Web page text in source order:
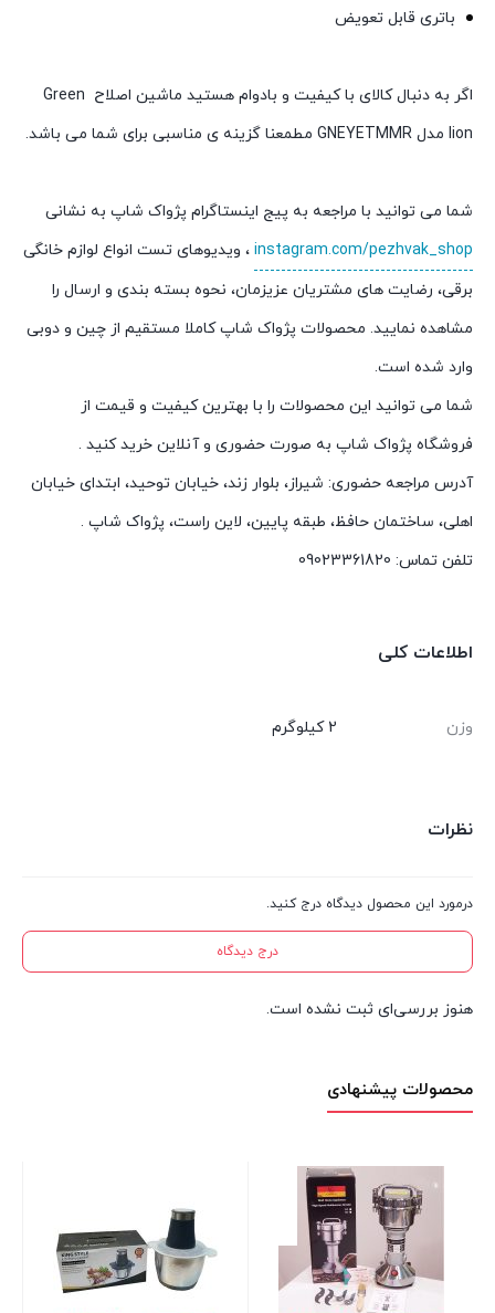
باتری قابل تعویض
اگر به دنبال کالای با کیفیت و بادوام هستید ماشین اصلاح Green
lion مدل GNEYETMMR مطمعنا گزینه ی مناسبی برای شما می باشد.
شما می توانید با مراجعه به پیج اینستاگرام پژواک شاپ به نشانی
instagram.com/pezhvak_shop ، ویدیوهای تست انواع لوازم خانگی
برقی، رضایت های مشتریان عزیزمان، نحوه بسته بندی و ارسال را
مشاهده نمایید. محصولات پژواک شاپ کاملا مستقیم از چین و دوبی
وارد شده است.
شما می توانید این محصولات را با بهترین کیفیت و قیمت از
فروشگاه پژواک شاپ به صورت حضوری و آنلاین خرید کنید .
آدرس مراجعه حضوری: شیراز، بلوار زند، خیابان توحید، ابتدای خیابان
اهلی، ساختمان حافظ، طبقه پایین، لاین راست، پژواک شاپ .
تلفن تماس: 09023361820
اطلاعات کلی
وزن 2 کیلوگرم
نظرات
درمورد این محصول دیدگاه درج کنید.
درج دیدگاه
هنوز بررسی‌ای ثبت نشده است.
محصولات پیشنهادی